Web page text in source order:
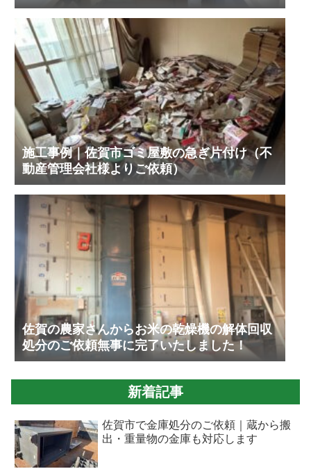
施工事例｜佐賀市ゴミ屋敷の急ぎ片付け（不
動産管理会社様よりご依頼）
佐賀の農家さんからお米の乾燥機の解体回収
処分のご依頼無事に完了いたしました！
新着記事
佐賀市で金庫処分のご依頼｜蔵から搬
出・重量物の金庫も対応します